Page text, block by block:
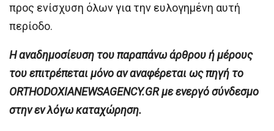
προς ενίσχυση όλων για την ευλογημένη αυτή
περίοδο.
H αναδημοσίευση του παραπάνω άρθρου ή μέρους
του επιτρέπεται μόνο αν αναφέρεται ως πηγή το
ORTHODOXIANEWSAGENCY.GR με ενεργό σύνδεσμο
στην εν λόγω καταχώρηση.